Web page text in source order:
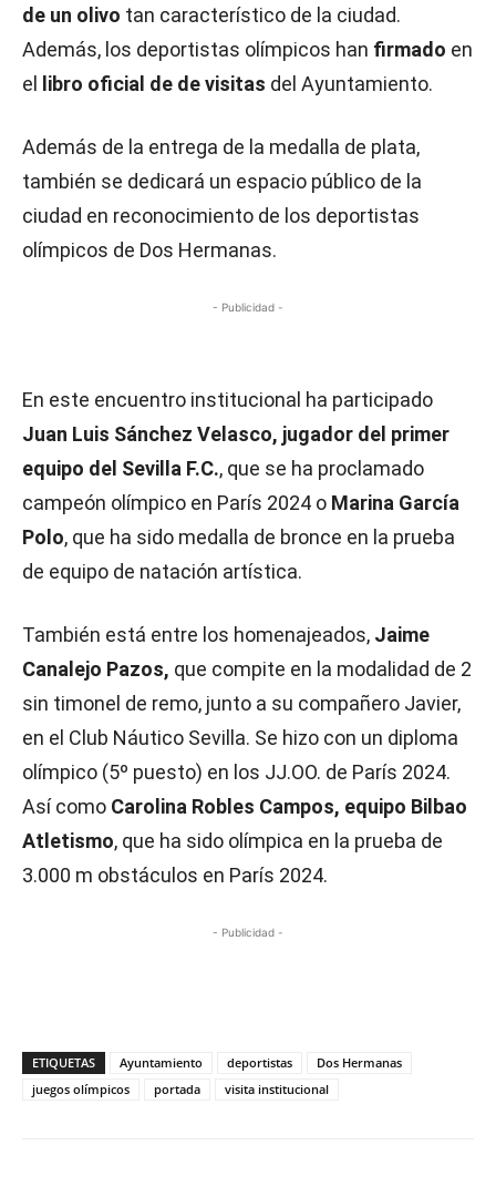
de un olivo tan característico de la ciudad.
Además, los deportistas olímpicos han firmado en
el
libro oficial de de visitas del Ayuntamiento.
Además de la entrega de la medalla de plata,
también se dedicará un espacio público de la
ciudad en reconocimiento de los deportistas
olímpicos de Dos Hermanas.
- Publicidad -
En este encuentro institucional ha participado
Juan Luis Sánchez Velasco, jugador del primer
equipo del Sevilla F.C., que se ha proclamado
campeón olímpico en París 2024 o Marina García
Polo, que ha sido medalla de bronce en la prueba
de equipo de natación artística.
También está entre los homenajeados, Jaime
Canalejo Pazos, que compite en la modalidad de 2
sin timonel de remo, junto a su compañero Javier,
en el Club Náutico Sevilla. Se hizo con un diploma
olímpico (5º puesto) en los JJ.OO. de París 2024.
Así como Carolina Robles Campos, equipo Bilbao
Atletismo, que ha sido olímpica en la prueba de
3.000 m obstáculos en París 2024.
- Publicidad -
ETIQUETAS Ayuntamiento deportistas
Dos Hermanas
juegos olímpicos
portada visita institucional